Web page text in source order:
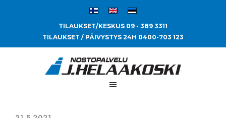
TILAUKSET/KESKUS 09 - 389 3311
TILAUKSET / PÄIVYSTYS 24H 0400-703 123